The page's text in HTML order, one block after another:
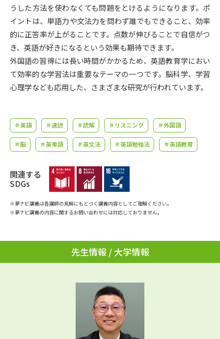
新生活お役立ちガイド
学問発見 学問検索
学問のミニ講義「夢ナビ講義」 学問分野解説
学問の教科書 夢ナビライブ
ユーザーサポート
Ｑ＆Ａ よくあるご質問 大学進学IDについて
個人情報取扱規定
訂正のご案内
うした方法を使わなくても問題をとけるようになります。ポ
イントは、単語力や文法力を問わず誰でもできること、効率
的に正答率が上がることです。点数が伸びることで自信がつ
き、英語が好きになるという効果も期待できます。
外国語の習得には長い時間がかかるため、英語教育学におい
て効率的な学習法は重要なテーマの一つです。脳科学、学習
心理学なども応用した、さまざまな研究が行われています。
＃英語 ＃速読 ＃読解 ＃リスニング ＃外国語
＃脳 ＃英単語 ＃英文法 ＃英語勉強法 ＃英語教育
関連する
SDGs
※夢ナビ講義は各講師の見解にもとづく講義内容としてご理解ください。
※夢ナビ講義の内容に関するお問い合わせには対応しておりません。
先生情報 / 大学情報